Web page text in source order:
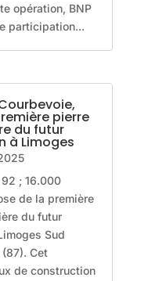
opération, BNP
participation...
pierre
du futur
à Limoges
; 16.000
de la première
du futur
Sud
Cet
de construction